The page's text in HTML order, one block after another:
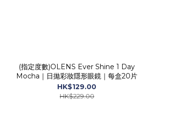
(指定度數)OLENS Ever Shine 1 Day
Mocha｜日拋彩妝隱形眼鏡｜每盒20片
HK$129.00
HK$229.00